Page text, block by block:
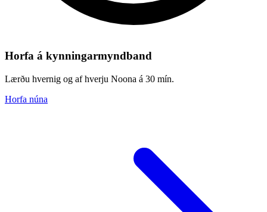
Horfa á kynningarmyndband
Lærðu hvernig og af hverju Noona á 30 mín.
Horfa núna